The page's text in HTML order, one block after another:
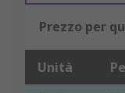
Prezzo per
Unità